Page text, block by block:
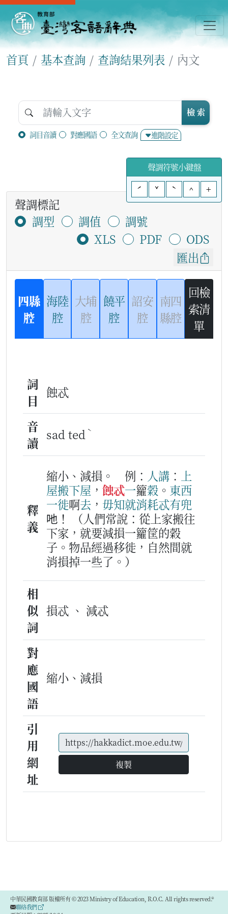
首頁 基本查詢 查詢結果列表 內文
詞目音讀 對應國語 全文查詢 進階設定
檢 索
聲調符號小鍵盤
ˊ
ˇ ˋ ^ +
聲調標記
調型
調值
調號
XLS
PDF
ODS
匯出
四縣
腔
海陸
腔
大埔
腔
饒平
腔
詔安
腔
南四
縣腔
回檢
索清
單
詞
目
蝕忒
音
讀
sad ted ˋ
釋
義
縮小、減損。 例： 人講 ： 上
屋搬下屋 ， 蝕忒一籮穀 。 東西
一徙啊去 ， 毋知就消耗忒有兜
吔！
（人們常說：從上家搬往
下家，就要減損一籮筐的穀
子。物品經過移徙，自然間就
消損掉一些了。）
相
似
詞
損忒 、 減忒
對
應
國
語
縮小、減損
引
用
網
址
複製
中華民國教育部 版權所有 © 2023 Ministry of Education, R.O.C. All rights reserved.®
聯絡我們